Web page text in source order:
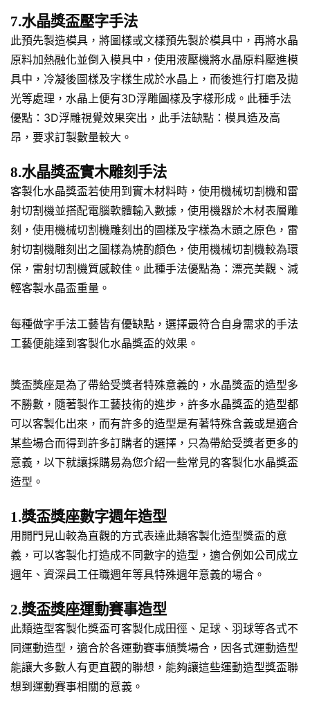
7.水晶獎盃壓字手法
此預先製造模具，將圖樣或文樣預先製於模具中，再將水晶
原料加熱融化並倒入模具中，使用液壓機將水晶原料壓進模
具中，冷凝後圖樣及字樣生成於水晶上，而後進行打磨及拋
光等處理，水晶上便有3D浮雕圖樣及字樣形成。此種手法
優點：3D浮雕視覺效果突出，此手法缺點：模具造及高
昂，要求訂製數量較大。
8.水晶獎盃實木雕刻手法
客製化水晶獎盃若使用到實木材料時，使用機械切割機和雷
射切割機並搭配電腦軟體輸入數據，使用機器於木材表層雕
刻，使用機械切割機雕刻出的圖樣及字樣為木頭之原色，雷
射切割機雕刻出之圖樣為燒酌顏色，使用機械切割機較為環
保，雷射切割機質感較佳。此種手法優點為：漂亮美觀、減
輕客製水晶盃重量。
每種做字手法工藝皆有優缺點，選擇最符合自身需求的手法
工藝便能達到客製化水晶獎盃的效果。
獎盃獎座是為了帶給受獎者特殊意義的，水晶獎盃的造型多
不勝數，隨著製作工藝技術的進步，許多水晶獎盃的造型都
可以客製化出來，而有許多的造型是有著特殊含義或是適合
某些場合而得到許多訂購者的選擇，只為帶給受獎者更多的
意義，以下就讓採購易為您介紹一些常見的客製化水晶獎盃
造型。
1.獎盃獎座數字週年造型
用開門見山較為直觀的方式表達此類客製化造型獎盃的意
義，可以客製化打造成不同數字的造型，適合例如公司成立
週年、資深員工任職週年等具特殊週年意義的場合。
2.獎盃獎座運動賽事造型
此類造型客製化獎盃可客製化成田徑、足球、羽球等各式不
同運動造型，適合於各運動賽事頒獎場合，因各式運動造型
能讓大多數人有更直觀的聯想，能夠讓這些運動造型獎盃聯
想到運動賽事相關的意義。